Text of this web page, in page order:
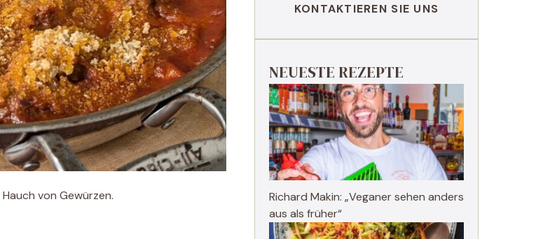
von Gewürzen.
KONTAKTIEREN SIE UNS
NEUESTE REZEPTE
Richard Makin: „Veganer sehen anders
aus als früher“